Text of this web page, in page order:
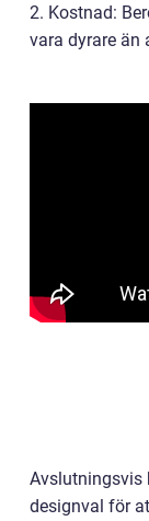
2. Kostnad:
vara dyrare än
Avslutningsvis
designval för